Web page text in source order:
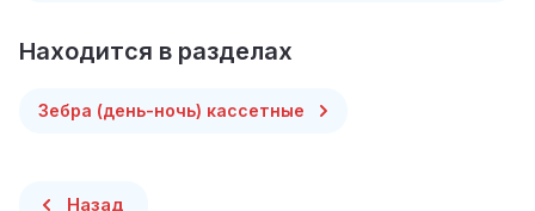
Находится в разделах
Зебра (день-ночь) кассетные
Назад